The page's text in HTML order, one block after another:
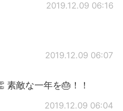
2019.12.09 06:16
2019.12.09 06:07
素敵な一年を🎂！！
2019.12.09 06:04